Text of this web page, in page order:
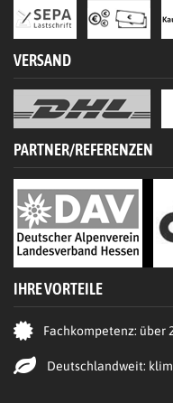
VERSAND
PARTNER/REFERENZEN
IHRE VORTEILE
Fachkompetenz: über
Deutschlandweit: